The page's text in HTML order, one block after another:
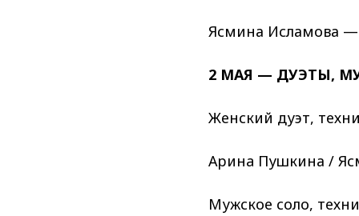
Ясмина Исламова —
2 МАЯ — ДУЭТЫ,
Женский дуэт,
Аринa Пушкина /
Мужское соло,